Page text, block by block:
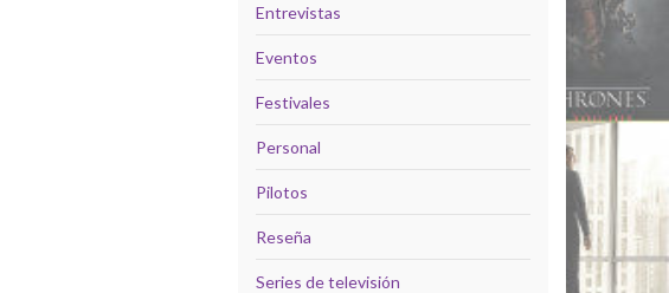
Entrevistas
Eventos
Festivales
Personal
Pilotos
Reseña
Series de televisión